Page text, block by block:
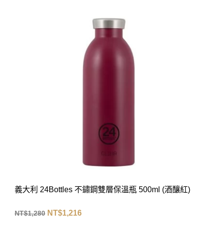
義大利 24Bottles 不鏽鋼雙層保溫瓶 500ml (酒釀紅)
NT$1,280 NT$1,216